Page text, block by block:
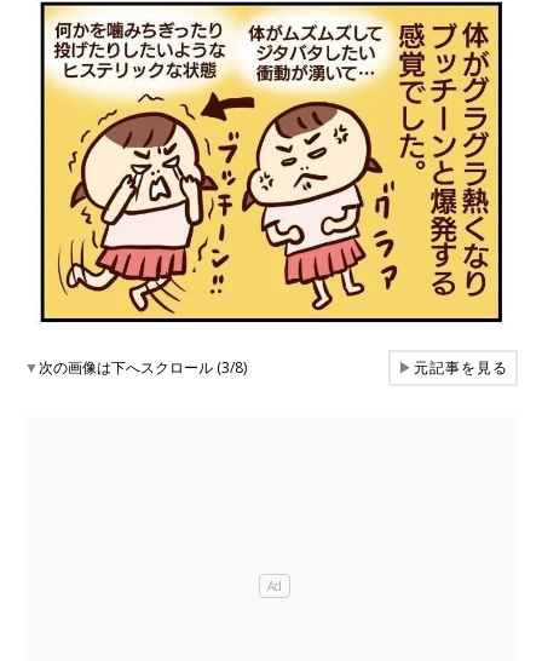
▼次の画像は下へスクロール (3/8) ▶元記事を見る